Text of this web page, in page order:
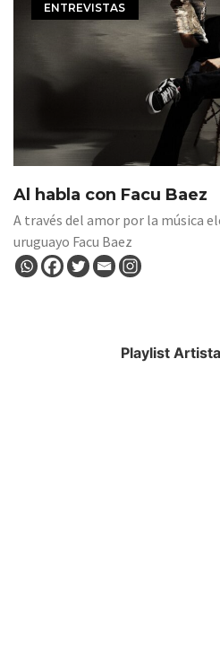
ENTREVISTAS
Al habla con Facu Baez
A través del amor por la música
uruguayo Facu Baez
Playlist